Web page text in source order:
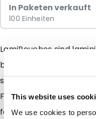
This website uses
We use cookies to
In Paketen verkauft
100 Einheiten
LamiPouches sind
bekannt als
sowohl für
Food Produkte
feste Produkte wie